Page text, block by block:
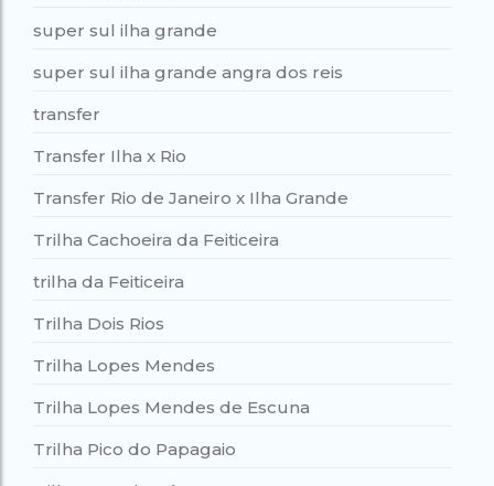
super sul ilha grande
super sul ilha grande angra dos reis
transfer
Transfer Ilha x Rio
Transfer Rio de Janeiro x Ilha Grande
Trilha Cachoeira da Feiticeira
trilha da Feiticeira
Trilha Dois Rios
Trilha Lopes Mendes
Trilha Lopes Mendes de Escuna
Trilha Pico do Papagaio